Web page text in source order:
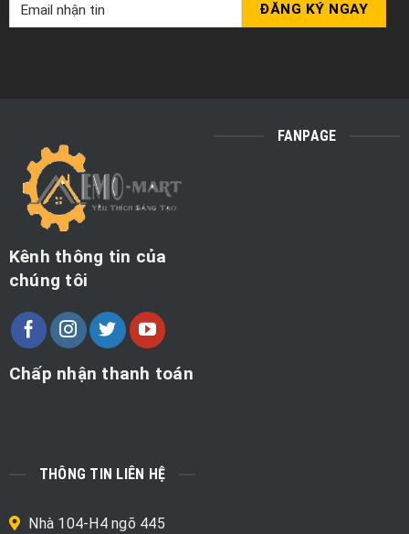
Kênh thông tin của
chúng tôi
Chấp nhận thanh toán
FANPAGE
THÔNG TIN LIÊN HỆ
Nhà 104-H4 ngõ 445